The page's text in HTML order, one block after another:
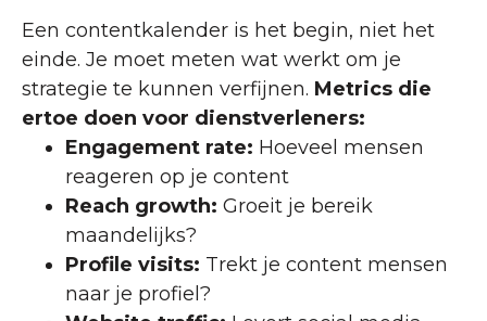
Een contentkalender is het begin, niet het
einde. Je moet meten wat werkt om je
strategie te kunnen verfijnen. Metrics die
ertoe doen voor dienstverleners:
Engagement rate: Hoeveel mensen
reageren op je content
Reach growth: Groeit je bereik
maandelijks?
Profile visits: Trekt je content mensen
naar je profiel?